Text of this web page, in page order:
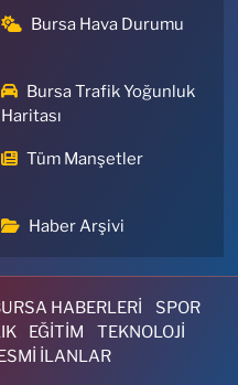
Bursa Hava Durumu
Bursa Trafik Yoğunluk
Haritası
Tüm Manşetler
Haber Arşivi
HABERLERİ
SPOR
EĞİTİM
TEKNOLOJİ
İLANLAR